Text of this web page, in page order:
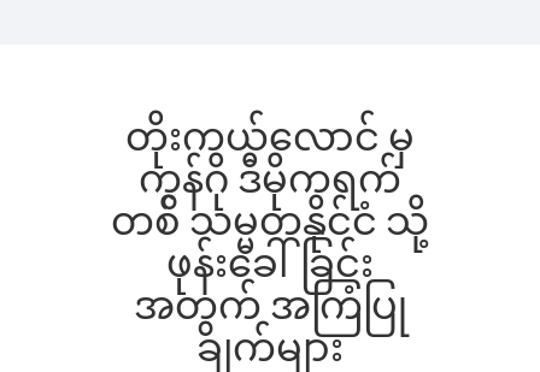
တိုးကယ်လောင် မှ
ကွန်ဂို ဒီမိုကရက်
တစ် သမ္မတနိုင်ငံ သို့
ဖုန်းခေါ်ခြင်း
အတွက် အကြံပြု
ချက်များ